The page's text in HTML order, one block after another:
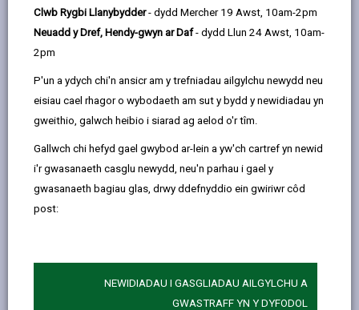
Clwb Rygbi Llanybydder- dydd Mercher 19 Awst, 10am-2pm
Neuadd y Dref, Hendy-gwyn ar Daf- dydd Llun 24 Awst, 10am-
2pm
P'un a ydych chi'n ansicr am y trefniadau ailgylchu newydd neu
eisiau cael rhagor o wybodaeth am sut y bydd y newidiadau yn
gweithio, galwch heibio i siarad ag aelod o'r tîm.
Gallwch chi hefyd gael gwybod ar-lein a yw'ch cartref yn newid
i'r gwasanaeth casglu newydd, neu'n parhau i gael y
gwasanaeth bagiau glas, drwy ddefnyddio ein gwiriwr côd
post:
NEWIDIADAU I GASGLIADAU AILGYLCHU A
GWASTRAFF YN Y DYFODOL
Ystafelloedd trwyddedig a
chapasiti
The Coach House (120)
pâr, y cofrestryddion a'r ffotograffydd